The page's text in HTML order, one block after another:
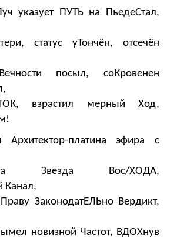
указует ПУТЬ на ПьедеСтал,
статус уТончён, отсечён
посыл, соКровенен
взрастил мерный Ход,
Архитектор-платина эфира с
Звезда Вос/ХОДА,
Канал,
ЗаконодатЕЛЬно Вердикт,
новизной Частот, ВДОХнув